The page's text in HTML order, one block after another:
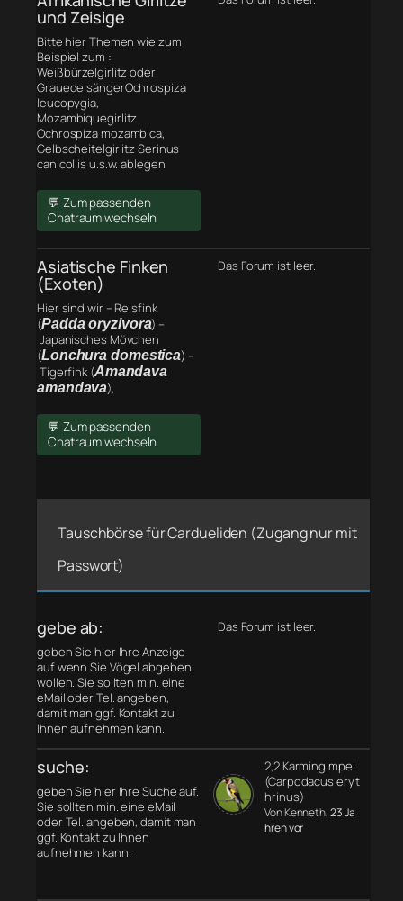
und Zeisige
Bitte hier Themen wie zum
Beispiel zum :
Weißbürzelgirlitz oder
GrauedelsängerOchrospiza
leucopygia,
Mozambiquegirlitz
Ochrospiza mozambica,
Gelbscheitelgirlitz Serinus
canicollis u.s.w. ablegen
💬 Zum passenden
Chatraum wechseln
Asiatische Finken
(Exoten)
Hier sind wir – Reisfink
(Padda oryzivora) –
Japanisches Mövchen
(Lonchura domestica) –
Tigerfink (Amandava
amandava),
💬 Zum passenden
Chatraum wechseln
Das Forum ist leer.
Tauschbörse für Cardueliden (Zugang nur mit
Passwort)
gebe ab:
geben Sie hier Ihre Anzeige
auf wenn Sie Vögel abgeben
wollen. Sie sollten min. eine
eMail oder Tel. angeben,
damit man ggf. Kontakt zu
Ihnen aufnehmen kann.
Das Forum ist leer.
suche:
geben Sie hier Ihre Suche auf.
Sie sollten min. eine eMail
oder Tel. angeben, damit man
ggf. Kontakt zu Ihnen
aufnehmen kann.
2,2 Karmingimpel
(Carpodacus eryt
hrinus)
Von Kenneth, 23 Ja
hren vor